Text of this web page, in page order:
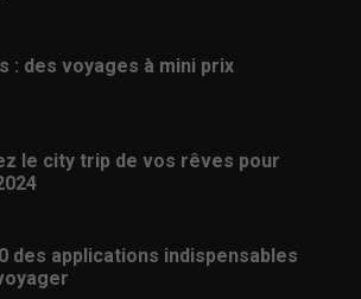
: des voyages à mini prix
le city trip de vos rêves pour
des applications indispensables